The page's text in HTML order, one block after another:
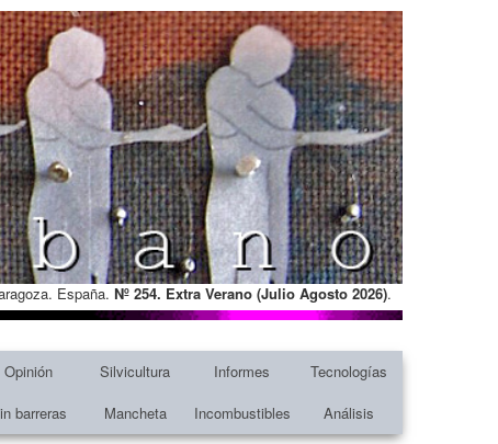
España. Nº 254. Extra Verano (Julio Agosto 2026).
Opinión Silvicultura Informes
Tecnologías
barreras Mancheta Incombustibles Análisis